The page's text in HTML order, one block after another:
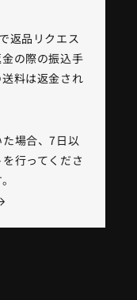
で返品リクエス
の際の振込手
料は返金され
場合、7日以
行ってくださ